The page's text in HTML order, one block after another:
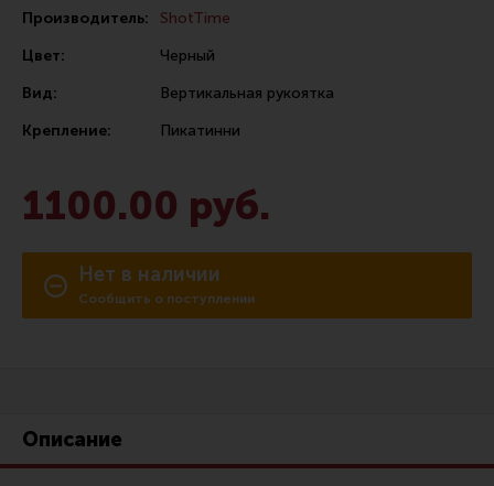
Сошки
Антабки и ремни
Фонари и ЛЦУ
Тюнинг для пистолетов
Все разделы
Магазин для тех, кто стреляет
Кобуры для IPSC
Паучеры и патронташи
Производитель:
ShotTime
Цвет:
Черный
Вид:
Вертикальная рукоятка
Крепление:
Пикатинни
1100.00 руб.
Нет в наличии
Сообщить о поступлении
Описание